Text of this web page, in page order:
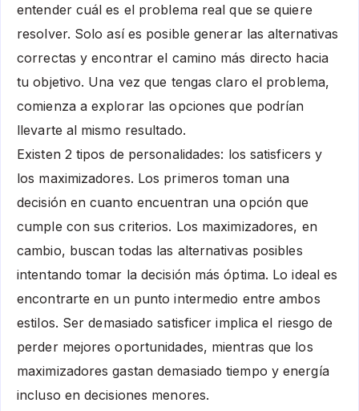
entender cuál es el problema real que se quiere
resolver. Solo así es posible generar las alternativas
correctas y encontrar el camino más directo hacia
tu objetivo. Una vez que tengas claro el problema,
comienza a explorar las opciones que podrían
llevarte al mismo resultado.
Existen 2 tipos de personalidades: los satisficers y
los maximizadores. Los primeros toman una
decisión en cuanto encuentran una opción que
cumple con sus criterios. Los maximizadores, en
cambio, buscan todas las alternativas posibles
intentando tomar la decisión más óptima. Lo ideal es
encontrarte en un punto intermedio entre ambos
estilos. Ser demasiado satisficer implica el riesgo de
perder mejores oportunidades, mientras que los
maximizadores gastan demasiado tiempo y energía
incluso en decisiones menores.